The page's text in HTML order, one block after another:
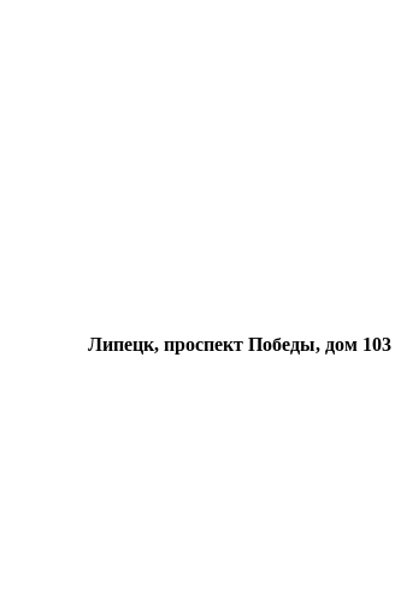
Липецк, проспект Победы, дом 103